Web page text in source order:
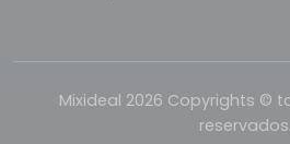
Mixideal 2026 Copyrights ©
reservados.